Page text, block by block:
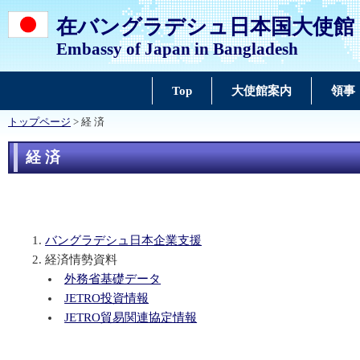
在バングラデシュ日本国大使館
Embassy of Japan in Bangladesh
Top 大使館案内 領事
トップページ > 経 済
経 済
バングラデシュ日本企業支援
経済情勢資料
外務省基礎データ
JETRO投資情報
JETRO貿易関連協定情報